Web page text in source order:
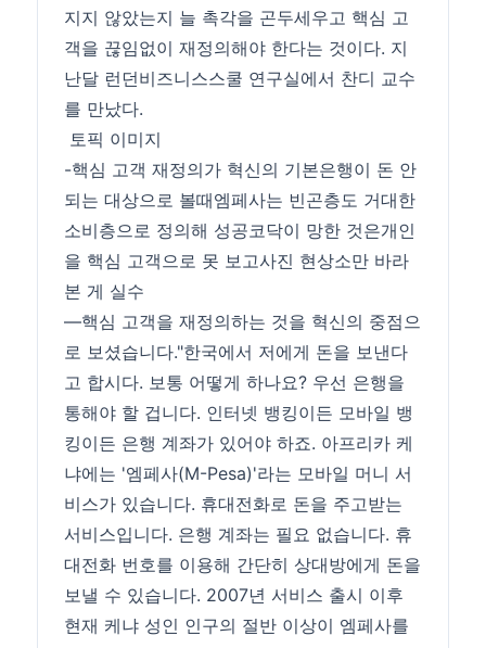
지지 않았는지 늘 촉각을 곤두세우고 핵심 고
객을 끊임없이 재정의해야 한다는 것이다. 지
난달 런던비즈니스스쿨 연구실에서 찬디 교수
를 만났다.
토픽 이미지
-핵심 고객 재정의가 혁신의 기본은행이 돈 안
되는 대상으로 볼때엠페사는 빈곤층도 거대한
소비층으로 정의해 성공코닥이 망한 것은개인
을 핵심 고객으로 못 보고사진 현상소만 바라
본 게 실수
―핵심 고객을 재정의하는 것을 혁신의 중점으
로 보셨습니다."한국에서 저에게 돈을 보낸다
고 합시다. 보통 어떻게 하나요? 우선 은행을
통해야 할 겁니다. 인터넷 뱅킹이든 모바일 뱅
킹이든 은행 계좌가 있어야 하죠. 아프리카 케
냐에는 '엠페사(M-Pesa)'라는 모바일 머니 서
비스가 있습니다. 휴대전화로 돈을 주고받는
서비스입니다. 은행 계좌는 필요 없습니다. 휴
대전화 번호를 이용해 간단히 상대방에게 돈을
보낼 수 있습니다. 2007년 서비스 출시 이후
현재 케냐 성인 인구의 절반 이상이 엠페사를